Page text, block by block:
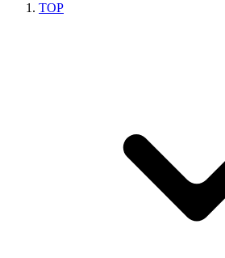
TOP